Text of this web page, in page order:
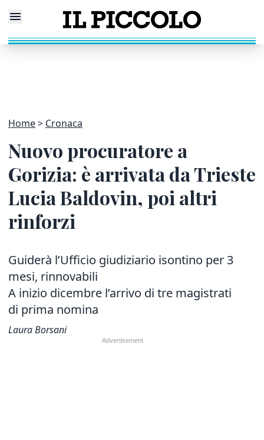
Home Cronaca
Nuovo procuratore a
Gorizia: è arrivata da Trieste
Lucia Baldovin, poi altri
rinforzi
Guiderà l’Ufficio giudiziario isontino per 3
mesi, rinnovabili
A inizio dicembre l’arrivo di tre magistrati
di prima nomina
Laura Borsani